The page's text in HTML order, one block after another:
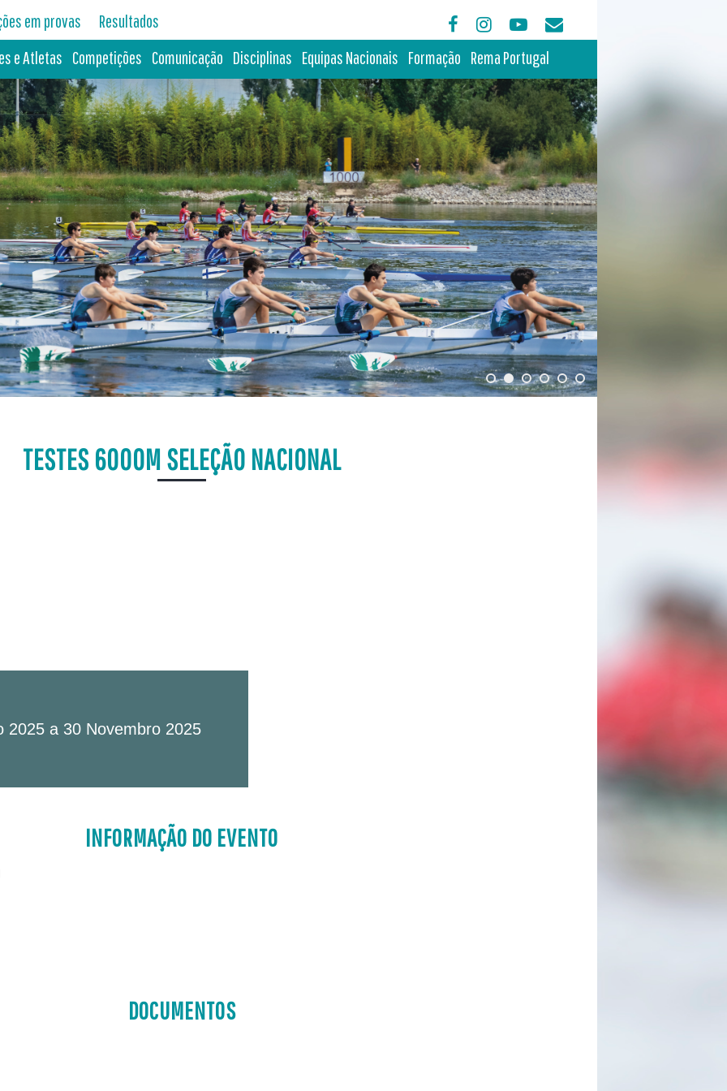
em provas
Resultados
e Atletas Competições Comunicação Disciplinas Equipas Nacionais Formação Rema Portugal
TESTES 6000M SELEÇÃO NACIONAL
a 30 Novembro 2025
INFORMAÇÃO DO EVENTO
DOCUMENTOS